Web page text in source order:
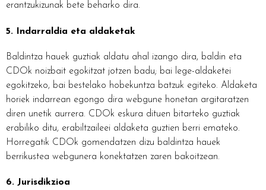
erantzukizunak bete beharko dira.
5. Indarraldia eta aldaketak
Baldintza hauek guztiak aldatu ahal izango dira, baldin eta
CDOk noizbait egokitzat jotzen badu; bai lege-aldaketei
egokitzeko, bai bestelako hobekuntza batzuk egiteko. Aldaketa
horiek indarrean egongo dira webgune honetan argitaratzen
diren unetik aurrera. CDOk eskura dituen bitarteko guztiak
erabiliko ditu, erabiltzaileei aldaketa guztien berri emateko.
Horregatik CDOk gomendatzen dizu baldintza hauek
berrikustea webgunera konektatzen zaren bakoitzean.
6. Jurisdikzioa